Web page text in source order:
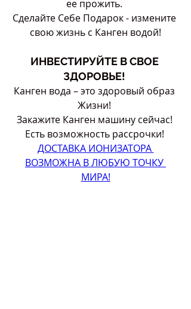
ее прожить.
Сделайте Себе Подарок - измените
свою жизнь с Канген водой!
ИНВЕСТИРУЙТЕ В СВОЕ
ЗДОРОВЬЕ!
Канген вода – это здоровый образ
Жизни!
Закажите Канген машину сейчас!
Есть возможность рассрочки!
ДОСТАВКА ИОНИЗАТОРА
ВОЗМОЖНА В ЛЮБУЮ ТОЧКУ
МИРА!